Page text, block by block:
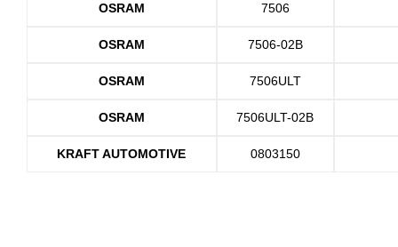
OSRAM 7506
OSRAM 7506-02B
OSRAM 7506ULT
OSRAM 7506ULT-02B
KRAFT AUTOMOTIVE 0803150